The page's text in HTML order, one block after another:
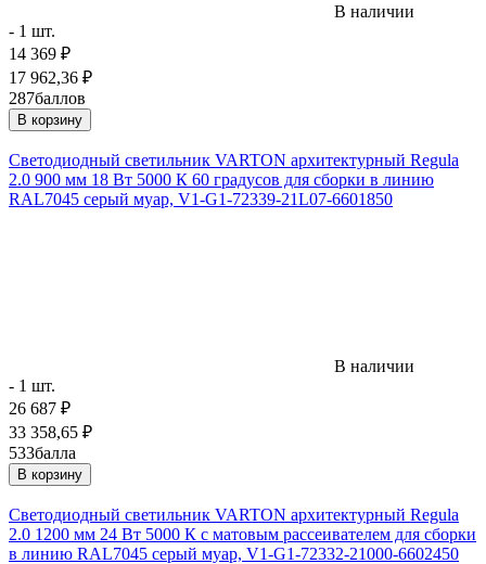
В наличии
- 1 шт.
14 369 ₽
17 962,36 ₽
287баллов
В корзину
Светодиодный светильник VARTON архитектурный Regula
2.0 900 мм 18 Вт 5000 К 60 градусов для сборки в линию
RAL7045 серый муар, V1-G1-72339-21L07-6601850
В наличии
- 1 шт.
26 687 ₽
33 358,65 ₽
533балла
В корзину
Светодиодный светильник VARTON архитектурный Regula
2.0 1200 мм 24 Вт 5000 К с матовым рассеивателем для сборки
в линию RAL7045 серый муар, V1-G1-72332-21000-6602450